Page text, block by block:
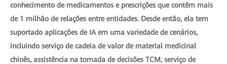
conhecimento de medicamentos e prescrições que contêm mais
de 1 milhão de relações entre entidades. Desde então, ela tem
suportado aplicações de IA em uma variedade de cenários,
incluindo serviço de cadeia de valor de material medicinal
chinês, assistência na tomada de decisões TCM, serviço de